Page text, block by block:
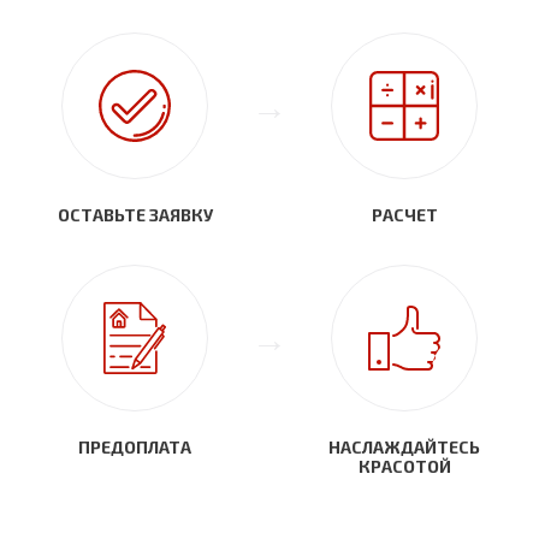
ОСТАВЬТЕ ЗАЯВКУ РАСЧЕТ
ПРЕДОПЛАТА
НАСЛАЖДАЙТЕСЬ
КРАСОТОЙ